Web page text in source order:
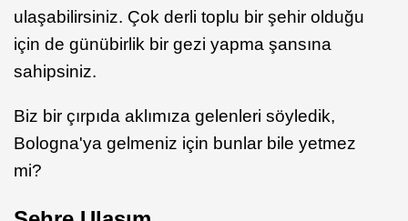
ulaşabilirsiniz. Çok derli toplu bir şehir olduğu
için de günübirlik bir gezi yapma şansına
sahipsiniz.
Biz bir çırpıda aklımıza gelenleri söyledik,
Bologna'ya gelmeniz için bunlar bile yetmez
mi?